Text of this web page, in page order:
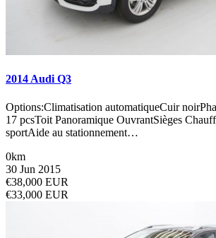
2014 Audi Q3
Options:Climatisation automatiqueCuir
17 pcsToit Panoramique OuvrantSièges
sportAide au stationnement…
0km
30 Jun 2015
€38,000 EUR
€33,000 EUR